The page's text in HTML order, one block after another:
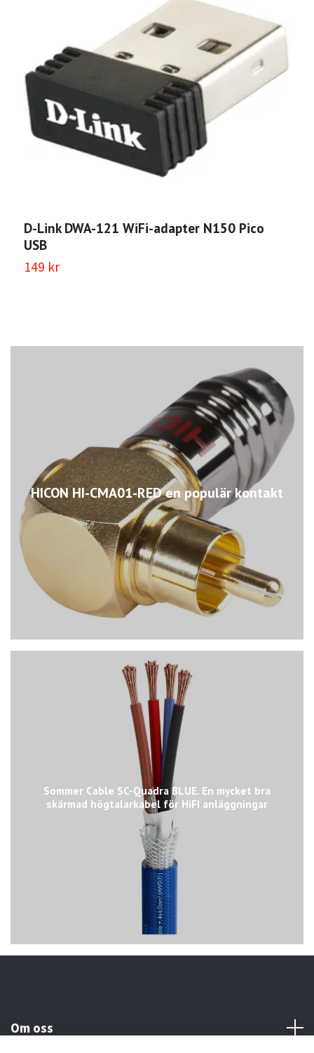
HICON HI-CMA01-RED en populär kontakt
Sommer Cable SC-Quadra BLUE. En mycket bra
skärmad högtalarkabel för HiFI anläggningar
D-Link DWA-121 WiFi-adapter N150 Pico
USB
149 kr
Om oss